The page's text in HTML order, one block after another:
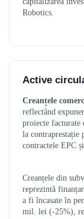
Robotics.
Active
Creanțele
reflectând
proiecte facturate
la contraprestație
contractele EPC
Creanțele din
reprezintă
a fi încasate în
mil. lei (-25%),